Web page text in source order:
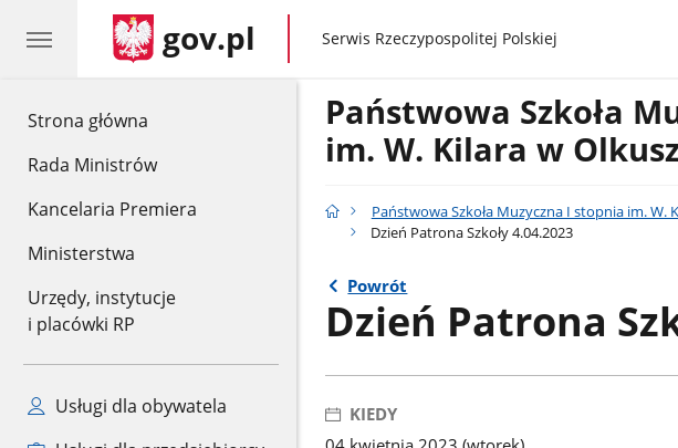
Strona główna
Rada Ministrów
Kancelaria Premiera
Ministerstwa
Urzędy, instytucje
i placówki RP
Usługi dla obywatela
gov.pl gov.pl
Serwis Rzeczypospolitej Polskiej
Państwowa Szkoła
im. W. Kilara w
Państwowa Szkoła Muzyczna I stopnia im. W.
Dzień Patrona Szkoły 4.04.2023
Powrót
Dzień Patrona
KIEDY